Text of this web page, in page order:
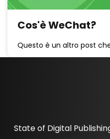
Cos'è WeChat?
Questo è un altro post
State of Digital